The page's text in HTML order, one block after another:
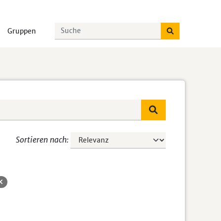
Gruppen
Sortieren nach